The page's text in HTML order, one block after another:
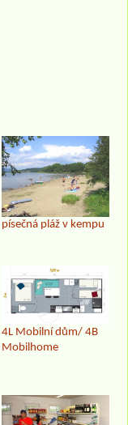
písečná pláž v kempu
4L Mobilní dům/ 4B
Mobilhome